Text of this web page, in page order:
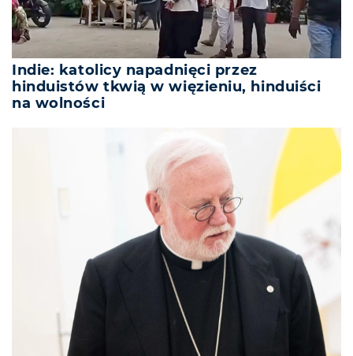
Indie: katolicy napadnięci przez
hinduistów tkwią w więzieniu, hinduiści
na wolności